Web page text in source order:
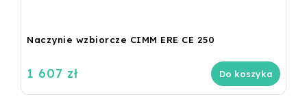
Naczynie wzbiorcze CIMM ERE CE 250
1 607 zł Do koszyka